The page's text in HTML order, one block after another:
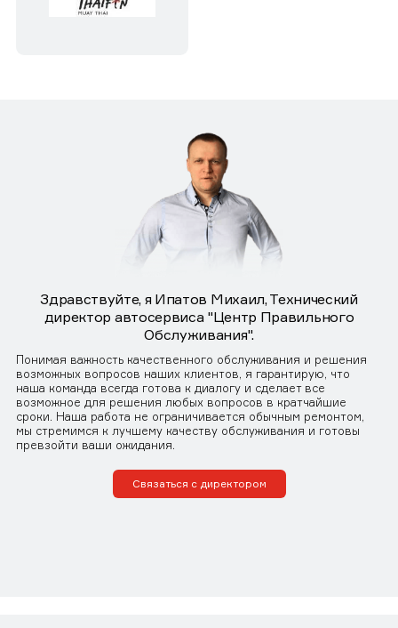
Здравствуйте, я Ипатов Михаил, Технический
директор автосервиса "Центр Правильного
Обслуживания".
Понимая важность качественного обслуживания и решения
возможных вопросов наших клиентов, я гарантирую, что
наша команда всегда готова к диалогу и сделает все
возможное для решения любых вопросов в кратчайшие
сроки. Наша работа не ограничивается обычным ремонтом,
мы стремимся к лучшему качеству обслуживания и готовы
превзойти ваши ожидания.
Связаться с директором